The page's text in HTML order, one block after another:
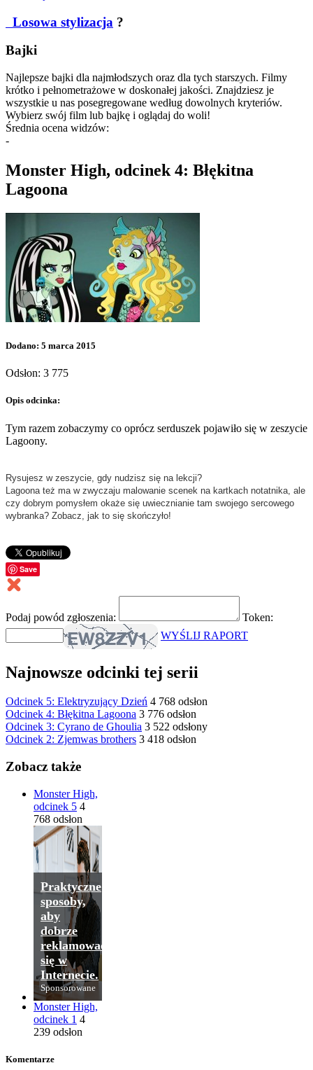
Losowa stylizacja ?
Bajki
Najlepsze bajki dla najmłodszych oraz dla tych starszych. Filmy
krótko i pełnometrażowe w doskonałej jakości. Znajdziesz je
wszystkie u nas posegregowane według dowolnych kryteriów.
Wybierz swój film lub bajkę i oglądaj do woli!
Średnia ocena widzów:
-
Monster High, odcinek 4: Błękitna
Lagoona
Dodano: 5 marca 2015
Odsłon: 3 775
Opis odcinka:
Tym razem zobaczymy co oprócz serduszek pojawiło się w zeszycie
Lagoony.
Rysujesz w zeszycie, gdy nudzisz się na lekcji?
Lagoona też ma w zwyczaju malowanie scenek na kartkach notatnika, ale
czy dobrym pomysłem okaże się uwiecznianie tam swojego sercowego
wybranka? Zobacz, jak to się skończyło!
Save
Podaj powód zgłoszenia:
Token:
WYŚLIJ RAPORT
Najnowsze odcinki tej serii
Odcinek 5: Elektryzujący Dzień 4 768 odsłon
Odcinek 4: Błękitna Lagoona 3 776 odsłon
Odcinek 3: Cyrano de Ghoulia 3 522 odsłony
Odcinek 2: Zjemwas brothers 3 418 odsłon
Zobacz także
Monster High,
odcinek 5 4
768 odsłon
Praktyczne
sposoby,
aby
dobrze
reklamować
się w
Internecie.
Sponsorowane
Monster High,
odcinek 1 4
239 odsłon
Komentarze